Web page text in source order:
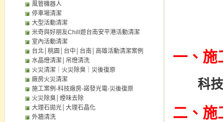
一、施
科
二、施
風管機器人
停車場清潔
大型活動清潔
米奇與好朋友Chill遊台南安平港活動清潔
室內活動清潔
台北│桃園│台中│台南│高雄活動清潔案例
水晶燈清潔│吊燈清洗
火災清潔｜火災除臭｜災後復原
廠房火災清潔
施工案例-科技廠房-諾發光電-災後復原
火災除臭│煙味去除
大理石拋光│大理石晶化
外牆清洗